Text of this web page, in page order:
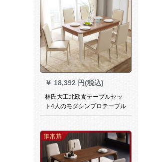
￥ 18,392 円(税込)
林氏大工北欧食テーブルセッ
ト4人のモダシンプロテーブル
6椅子の純木テーブル家庭用テ
1 Rテーブル+BI 3 S食事椅子
*6